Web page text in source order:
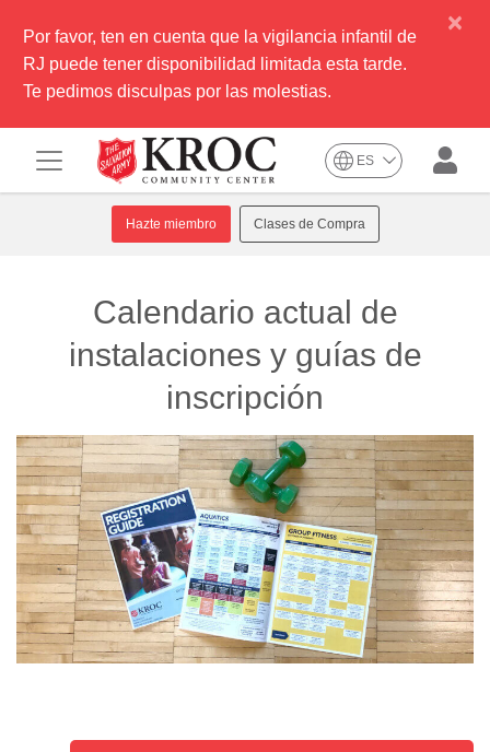
Por favor, ten en cuenta que la vigilancia infantil de
RJ puede tener disponibilidad limitada esta tarde.
Te pedimos disculpas por las molestias.
×
ES
Hazte miembro Clases de Compra
Calendario actual de
instalaciones y guías de
inscripción